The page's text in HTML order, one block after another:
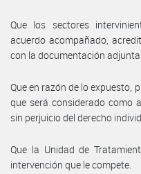
Que los sectores
acuerdo acompañado,
con la documentación adjunta.
Que en razón de lo expuesto,
que será considerado como
sin perjuicio del derecho
Que la Unidad de
intervención que le compete.